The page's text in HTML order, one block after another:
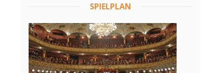
SPIELPLAN